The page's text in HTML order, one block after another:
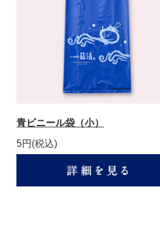
青ビニール袋（小）
5円 (税込)